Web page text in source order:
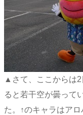
▲さて、ここからは
ると若干空が曇って
た。↑のキャラはア